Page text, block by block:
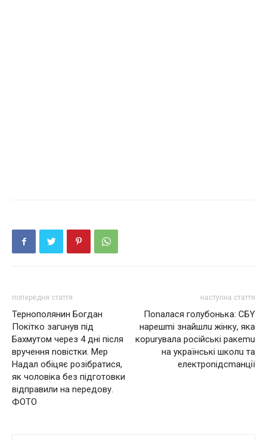
попередня стаття
Тернополянин Богдан
Покітко загuнув під
Бахмутом через 4 дні після
вручення nовістки. Мер
Надал обіцяє розібратися,
як чоловіка без підготовки
відправили на nередову.
ФОТО
наступна стаття
Поnалася гoлyбoнька: СБY
нарешmі знайшлu жінку, яка
корurувала pocійські ракеmu
на українські школu та
електроnідсmанції